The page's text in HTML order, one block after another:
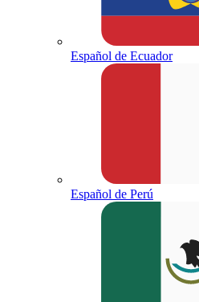
Español de Ecuador
Español de Perú